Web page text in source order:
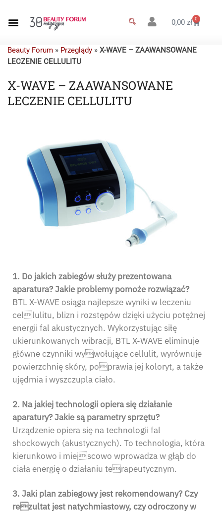
0,00zł 0
Beauty Forum » Przeglądy » X-WAVE – ZAAWANSOWANE
LECZENIE CELLULITU
X-WAVE – ZAAWANSOWANE
LECZENIE CELLULITU
1. Do jakich zabiegów służy prezentowana
aparatura? Jakie problemy pomoże rozwiązać?
BTL X-WAVE osiąga najlepsze wyniki w leczeniu
cellulitu, blizn i rozstępów dzięki użyciu potężnej
energii fal akustycznych. Wykorzystując siłę
ukierunkowanych wibracji, BTL X-WAVE eliminuje
główne czynniki wywołujące cellulit, wyrównuje
powierzchnię skóry, poprawia jej koloryt, a także
ujędrnia i wyszczupla ciało.
2. Na jakiej technologii opiera się działanie
aparatury? Jakie są parametry sprzętu?
Urządzenie opiera się na technologii fal
shockowych (akustycznych). To technologia, która
kierunkowo i miejscowo wprowadza w głąb do
ciała energię o działaniu terapeutycznym.
3. Jaki plan zabiegowy jest rekomendowany? Czy
rezultat jest natychmiastowy, czy odroczony w